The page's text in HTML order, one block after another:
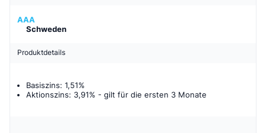
AAA
Schweden
Produktdetails
Basiszins: 1,51%
Aktionszins: 3,91% - gilt für die ersten 3 Monate